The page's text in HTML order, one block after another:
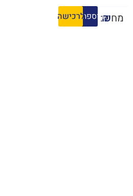
מחיר:
₪הוספה לסל
לרכישה